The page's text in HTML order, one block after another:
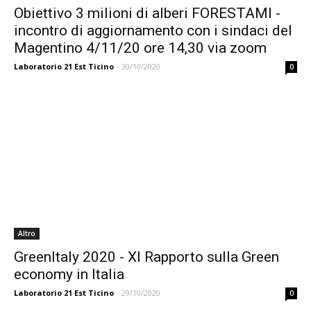
Obiettivo 3 milioni di alberi FORESTAMI -
incontro di aggiornamento con i sindaci del
Magentino 4/11/20 ore 14,30 via zoom
Laboratorio 21 Est Ticino - 30/10/2020 0
Altro
GreenItaly 2020 - XI Rapporto sulla Green
economy in Italia
Laboratorio 21 Est Ticino - 29/10/2020 0